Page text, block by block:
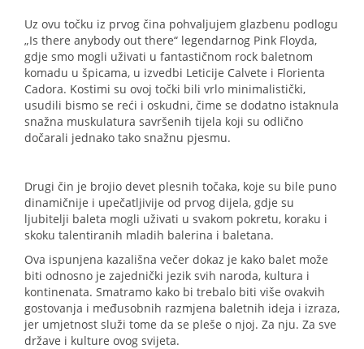
Uz ovu točku iz prvog čina pohvaljujem glazbenu podlogu
„Is there anybody out there“ legendarnog Pink Floyda,
gdje smo mogli uživati u fantastičnom rock baletnom
komadu u špicama, u izvedbi Leticije Calvete i Florienta
Cadora. Kostimi su ovoj točki bili vrlo minimalistički,
usudili bismo se reći i oskudni, čime se dodatno istaknula
snažna muskulatura savršenih tijela koji su odlično
dočarali jednako tako snažnu pjesmu.
Drugi čin je brojio devet plesnih točaka, koje su bile puno
dinamičnije i upečatljivije od prvog dijela, gdje su
ljubitelji baleta mogli uživati u svakom pokretu, koraku i
skoku talentiranih mladih balerina i baletana.
Ova ispunjena kazališna večer dokaz je kako balet može
biti odnosno je zajednički jezik svih naroda, kultura i
kontinenata. Smatramo kako bi trebalo biti više ovakvih
gostovanja i međusobnih razmjena baletnih ideja i izraza,
jer umjetnost služi tome da se pleše o njoj. Za nju. Za sve
države i kulture ovog svijeta.